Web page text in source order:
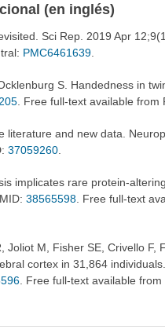
(en inglés)
Sci Rep. 2019 Apr
PMC6461639.
S. Handedness in
. Free full-text available from
and new data.
37059260.
implicates rare protein-
38565598. Free full-text
M, Fisher SE, Crivello F,
cortex in 31,864
. Free full-text available from